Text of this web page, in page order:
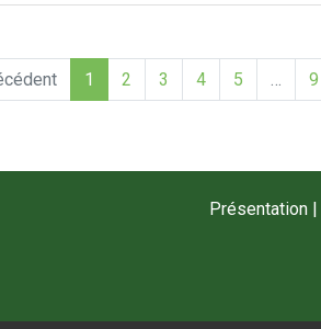
1 2 3 4 5 9
Présentation|